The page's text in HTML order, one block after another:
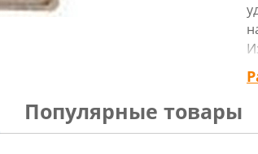
см.
Популярные товары